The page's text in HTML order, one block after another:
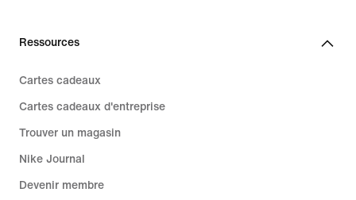
Ressources
Cartes cadeaux
Cartes cadeaux d'entreprise
Trouver un magasin
Nike Journal
Devenir membre